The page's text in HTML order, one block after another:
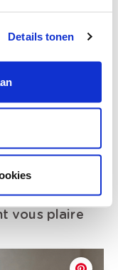
Details tonen
magasin
pour affiner
sur la
vous plaire